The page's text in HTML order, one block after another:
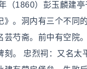
（1860）彭玉麟建
。洞内有三个不同
芍斋。前中有空院
。 忠烈祠：又名